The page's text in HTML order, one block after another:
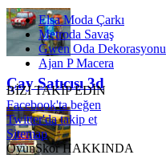
Çay Satıcısı 3d
Elsa Moda Çarkı
Metroda Savaş
Gwen Oda Dekorasyonu
Ajan P Macera
BİZİ TAKİP EDİN
Facebook'ta beğen
Twitter'da takip et
Sitemap
OyunSkor HAKKINDA